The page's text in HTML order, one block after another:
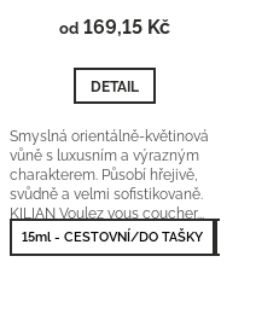
- NEJPRODÁVANĚJŠÍ
je
z
5
od 169,15 Kč
DETAIL
Smyslná orientálně-květinová
vůně s luxusním a výrazným
charakterem. Působí hřejivě,
svůdně a velmi sofistikovaně.
KILIAN Voulez vous coucher...
15ml - CESTOVNÍ/DO TAŠKY